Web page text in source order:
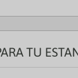
TU